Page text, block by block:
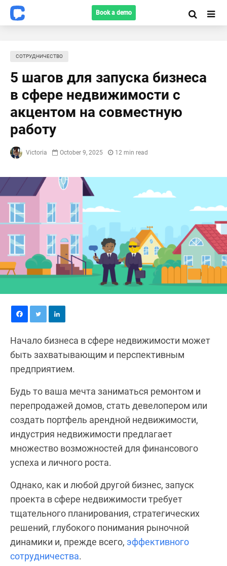
Book a demo
СОТРУДНИЧЕСТВО
5 шагов для запуска бизнеса
в сфере недвижимости с
акцентом на совместную
работу
Victoria October 9, 2025 12 min read
Начало бизнеса в сфере недвижимости может
быть захватывающим и перспективным
предприятием.
Будь то ваша мечта заниматься ремонтом и
перепродажей домов, стать девелопером или
создать портфель арендной недвижимости,
индустрия недвижимости предлагает
множество возможностей для финансового
успеха и личного роста.
Однако, как и любой другой бизнес, запуск
проекта в сфере недвижимости требует
тщательного планирования, стратегических
решений, глубокого понимания рыночной
динамики и, прежде всего, эффективного
сотрудничества.